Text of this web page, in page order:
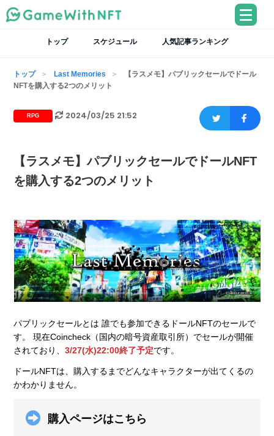
トップ スケジュール 人気記事ランキング
トップ Last Memories
【ラスメモ】パブリックセールでドール
NFTを購入する2つのメリット
RPG 2024/03/25 21:52
【ラスメモ】パブリックセールでドールNFT
を購入する2つのメリット
パブリックセールとは 誰でも参加できるドールNFTのセールで
す。 現在Coincheck（国内の暗号資産取引所）でセールが開催
されており、3/27(水)22:00終了予定です。
ドールNFTは、購入するまでどんなキャラクターが出てくるの
かわかりません。
購入ページはこちら